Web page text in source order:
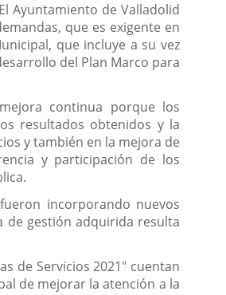
Ayuntamiento de Valladolid
que es exigente en
que incluye a su vez
del Plan Marco para
continua porque los
resultados obtenidos y la
y también en la mejora de
y participación de los
incorporando nuevos
de gestión adquirida resulta
de Servicios 2021" cuentan
de mejorar la atención a la